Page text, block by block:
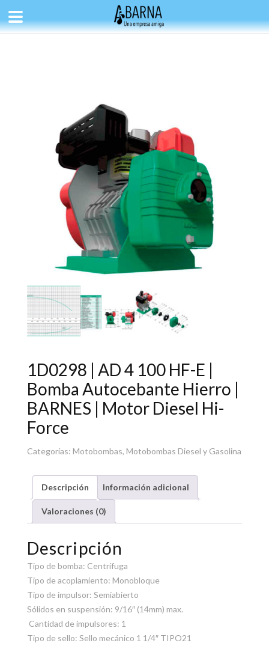
1D0298 | AD 4 100 HF-E |
Bomba Autocebante Hierro |
BARNES | Motor Diesel Hi-
Force
Categorías: Motobombas, Motobombas Diesel y Gasolina
Descripción Información adicional
Valoraciones (0)
Descripción
Tipo de bomba: Centrífuga
Tipo de acoplamiento: Monobloque
Tipo de impulsor: Semiabierto
Sólidos en suspensión: 9/16″ (14mm) max.
Cantidad de impulsores: 1
Tipo de sello: Sello mecánico 1 1/4″ TIPO21